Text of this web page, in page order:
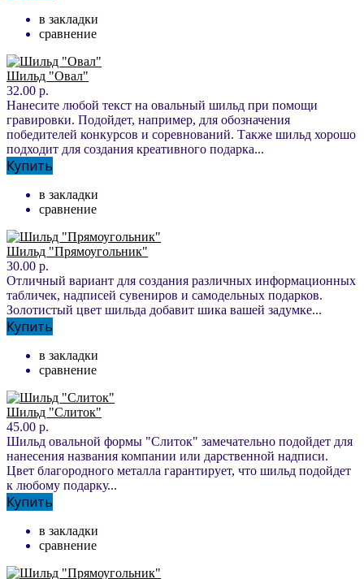
в закладки
сравнение
Шильд "Овал"
32.00 р.
Нанесите любой текст на овальный шильд при помощи
гравировки. Подойдет, например, для обозначения
победителей конкурсов и соревнований. Также шильд хорошо
подходит для создания креативного подарка...
Купить
в закладки
сравнение
Шильд "Прямоугольник"
30.00 р.
Отличный вариант для создания различных информационных
табличек, надписей сувениров и самодельных подарков.
Золотистый цвет шильда добавит шика вашей задумке...
Купить
в закладки
сравнение
Шильд "Слиток"
45.00 р.
Шильд овальной формы "Слиток" замечательно подойдет для
нанесения названия компании или дарственной надписи.
Цвет благородного металла гарантирует, что шильд подойдет
к любому подарку...
Купить
в закладки
сравнение